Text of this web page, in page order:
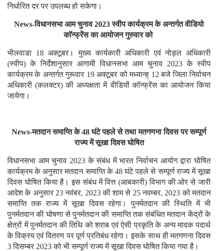
निर्धारित दर पर उपलब्ध हो सकेगा।
News-विधानसभा आम चुनाव 2023 स्वीप कार्यक्रम के अन्तर्गत वीडियो
कॉन्फ्रेंस का आयोजन गुरुवार को
भीलवाडा 18 अक्टूबर। मुख्य कार्यकारी अधिकारी एवं नोड़ल अधिकारी
(स्वीप) के निर्देशानुसार आगामी विधानसभा आम चुनाव 2023 के स्वीप
कार्यक्रम के अन्तर्गत गुरूवार 19 अक्टूबर को मध्यान्ह् 12 बजे जिला निर्वाचन
अधिकारी (कलक्टर) की अध्यक्षता में वीडियों कॉन्फ्रेंस का आयोजन किया
जायेगा।
News-मतदान समाप्ति के 48 घंटे पहले से तथा मतगणना दिवस पर सम्पूर्ण
राज्य में सूखा दिवस घोषित
विधानसभा आम चुनाव 2023 के संबंध में भारत निर्वाचन आयोग द्वारा घोषित
कार्यक्रम के अनुसार मतदान समाप्ति के 48 घंटे पहले से सम्पूर्ण राज्य में सूखा
दिवस घोषित किया है। इस संबंध में वित्त (आबकारी) विभाग की ओर से जारी
आदेश के अनुसार 23 नवंबर, 2023 की शाम से 25 नवम्बर, 2023 को मतदान
समाप्ति तक राज्य में सूखा दिवस रहेगा। पुनर्मतदान की स्थिति में भी
पुनर्मतदान की घोषणा से पुनर्मतदान की समाप्ति तक संबंधित मतदान केंद्रों के
क्षेत्रों में पुनर्मतदान की तिथि को शराब एवं ऐसी प्रकृति के अन्य मादक पदार्थ
के विक्रय एवं वितरण पर पूर्ण प्रतिबंध रहेगा। इसके साथ ही मतगणना दिवस
3 दिसम्बर 2023 को भी सम्पूर्ण राज्य में सूखा दिवस घोषित किया गया है।